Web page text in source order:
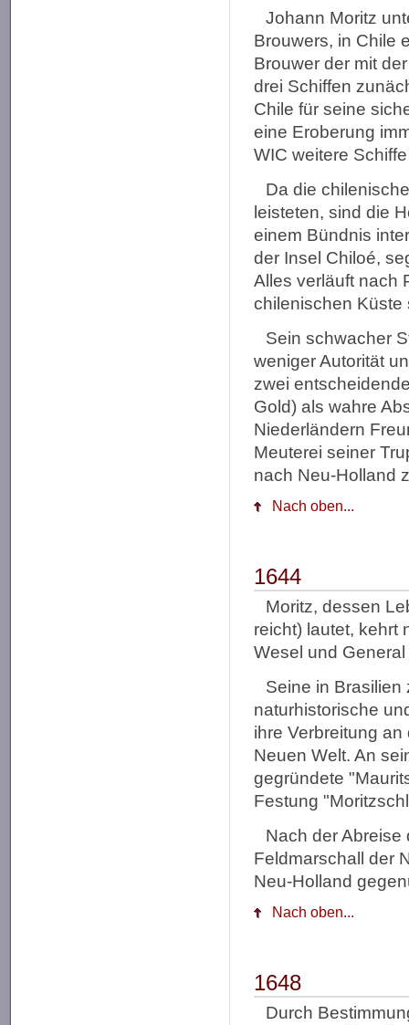
Johann Moritz
Brouwers, in Chile
Brouwer der mit
drei Schiffen
Chile für seine
eine Eroberung
WIC weitere
Da die
leisteten, sind die
einem Bündnis
der Insel Chiloé,
Alles verläuft nach
chilenischen Küste
Sein schwacher
weniger Autorität
zwei
Gold) als wahre
Niederländern
Meuterei seiner
nach Neu-Holland
Nach oben...
1644
Moritz, dessen
reicht) lautet, kehrt
Wesel und
Seine in
naturhistorische
ihre Verbreitung
Neuen Welt. An
gegründete
Festung
Nach der Abreise
Feldmarschall der
Neu-Holland
Nach oben...
1648
Durch